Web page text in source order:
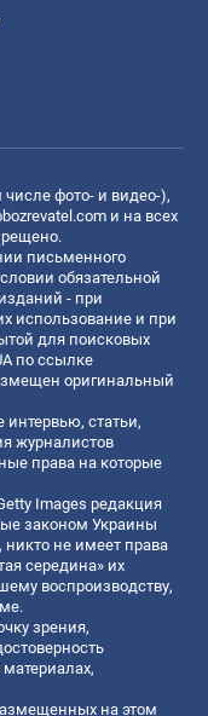
фото- и видео-),
и на всех
письменного
обязательной
- при
использование и при
для поисковых
по ссылке
оригинальный
интервью, статьи,
журналистов
права на которые
Images редакция
законом Украины
никто не имеет права
середина» их
воспроизводству,
зрения,
на этом